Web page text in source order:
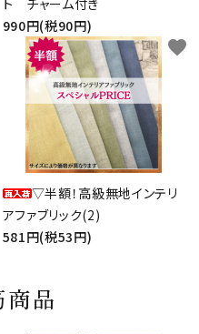
ト チャーム付き
990円(税90円)
▽半額！高級無地インテリ
アファブリック(2)
581円(税53円)
favorite
商品